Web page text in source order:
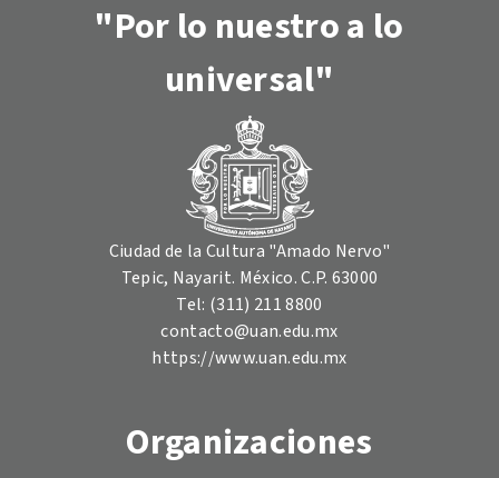
"Por lo nuestro a lo
universal"
Ciudad de la Cultura "Amado Nervo"
Tepic, Nayarit. México. C.P. 63000
Tel: (311) 211 8800
contacto@uan.edu.mx
https://www.uan.edu.mx
Organizaciones